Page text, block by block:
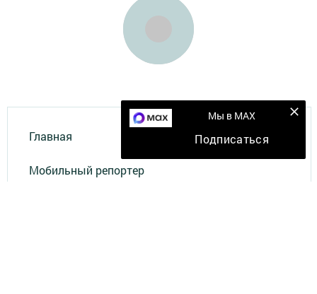
Главная
Мобильный репортер
Мы в MAX
Подписаться